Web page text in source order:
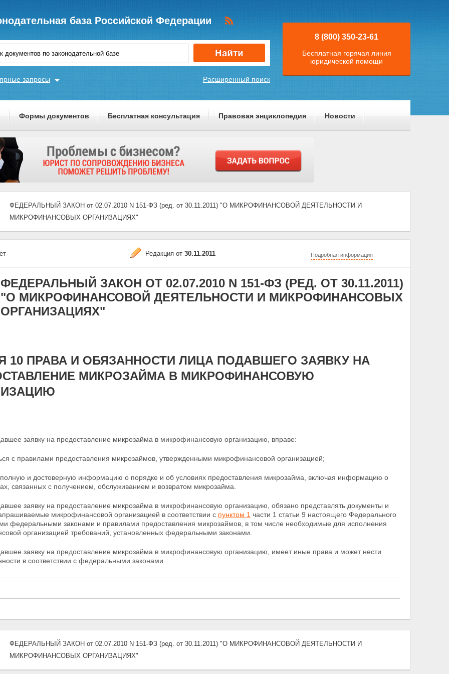
база Российской Федерации
Расширенный поиск
запросы
8 (800) 350-23-61
Бесплатная горячая линия
юридической помощи
Формы документов Бесплатная консультация Правовая энциклопедия Новости
ФЕДЕРАЛЬНЫЙ ЗАКОН от 02.07.2010 N 151-ФЗ (ред. от 30.11.2011) "О МИКРОФИНАНСОВОЙ ДЕЯТЕЛЬНОСТИ И
МИКРОФИНАНСОВЫХ ОРГАНИЗАЦИЯХ"
Редакция от 30.11.2011 Подробная информация
ФЕДЕРАЛЬНЫЙ ЗАКОН ОТ 02.07.2010 N 151-ФЗ (РЕД. ОТ 30.11.2011)
"О МИКРОФИНАНСОВОЙ ДЕЯТЕЛЬНОСТИ И МИКРОФИНАНСОВЫХ
ОРГАНИЗАЦИЯХ"
10 ПРАВА И ОБЯЗАННОСТИ ЛИЦА ПОДАВШЕГО ЗАЯВКУ НА
МИКРОЗАЙМА В МИКРОФИНАНСОВУЮ
заявку на предоставление микрозайма в микрофинансовую организацию, вправе:
с правилами предоставления микрозаймов, утвержденными микрофинансовой организацией;
полную и достоверную информацию о порядке и об условиях предоставления микрозайма, включая информацию о
связанных с получением, обслуживанием и возвратом микрозайма.
заявку на предоставление микрозайма в микрофинансовую организацию, обязано представлять документы и
микрофинансовой организацией в соответствии с пунктом 1 части 1 статьи 9 настоящего Федерального
федеральными законами и правилами предоставления микрозаймов, в том числе необходимые для исполнения
организацией требований, установленных федеральными законами.
заявку на предоставление микрозайма в микрофинансовую организацию, имеет иные права и может нести
в соответствии с федеральными законами.
ФЕДЕРАЛЬНЫЙ ЗАКОН от 02.07.2010 N 151-ФЗ (ред. от 30.11.2011) "О МИКРОФИНАНСОВОЙ ДЕЯТЕЛЬНОСТИ И
МИКРОФИНАНСОВЫХ ОРГАНИЗАЦИЯХ"